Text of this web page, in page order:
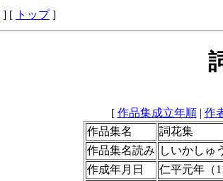
] [ トップ]
[ 作品集成立年順| 作
作品集名
詞花集
作品集名読み しいかしゅ
作成年月日
仁平元年（